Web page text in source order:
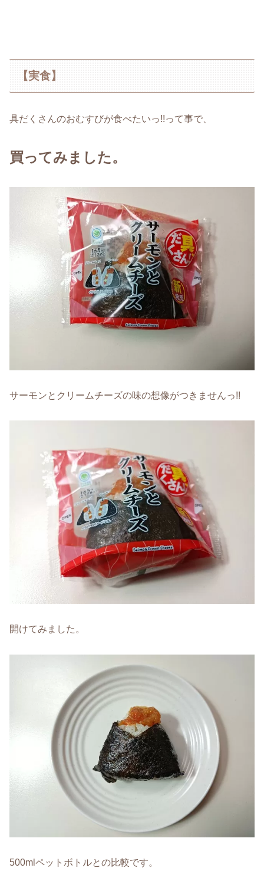
【実食】
具だくさんのおむすびが食べたいっ!!って事で、
買ってみました。
サーモンとクリームチーズの味の想像がつきませんっ!!
開けてみました。
500mlペットボトルとの比較です。